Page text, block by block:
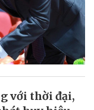
với thời đại,